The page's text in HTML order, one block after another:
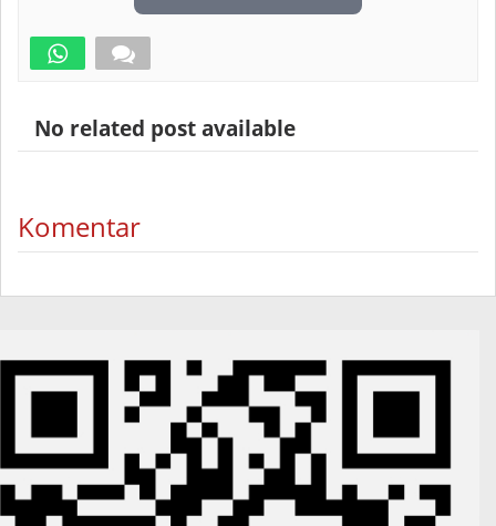
No related post available
Komentar